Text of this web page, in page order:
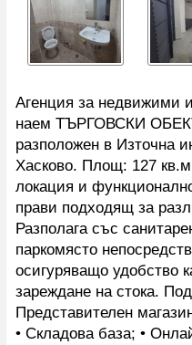
Агенция за недвижими
наем ТЪРГОВСКИ
разположен в Източна
Хасково. Площ: 127
локация и
прави подходящ за
Разполага със
паркомясто
осигуряващо удобство
зареждане на стока.
Представителен
• Складова база; •